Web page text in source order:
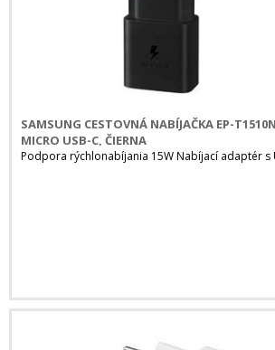
SAMSUNG CESTOVNÁ NABÍJAČKA EP-
MICRO USB-C, ČIERNA
Podpora rýchlonabíjania 15W Nabíjací adaptér s